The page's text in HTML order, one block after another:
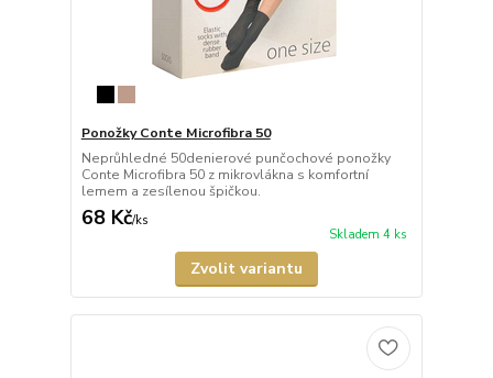
Ponožky Conte Microfibra 50
Neprůhledné 50denierové punčochové ponožky
Conte Microfibra 50 z mikrovlákna s komfortní
lemem a zesílenou špičkou.
68 Kč/ks
Skladem 4 ks
Zvolit variantu